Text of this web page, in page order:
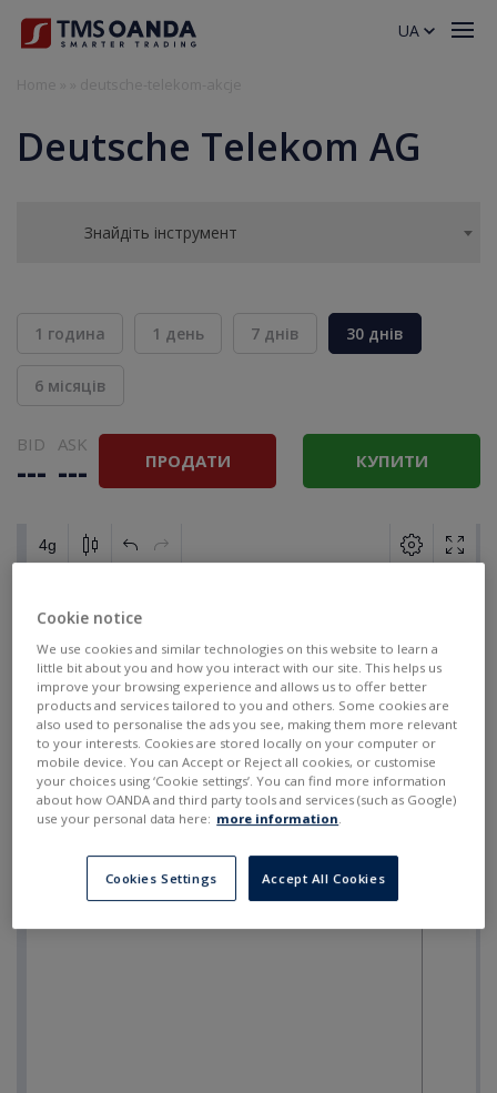
Deutsche Telekom AG
Знайдіть інструмент
1 година 1 день 7 днів 30 днів
6 місяців
BID
---
ASK
--- ПРОДАТИ КУПИТИ
UA
Cookie notice
We use cookies and similar technologies on this website to learn a
little bit about you and how you interact with our site. This helps us
improve your browsing experience and allows us to offer better
products and services tailored to you and others. Some cookies are
also used to personalise the ads you see, making them more relevant
to your interests. Cookies are stored locally on your computer or
mobile device. You can Accept or Reject all cookies, or customise
your choices using ‘Cookie settings’. You can find more information
about how OANDA and third party tools and services (such as Google)
use your personal data here: more information.
Cookies Settings Accept All Cookies